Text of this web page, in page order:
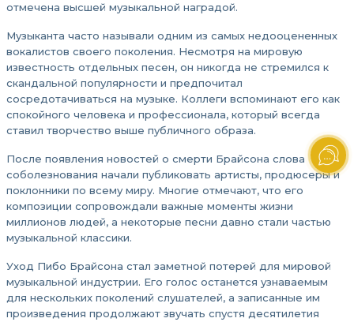
отмечена высшей музыкальной наградой.
Музыканта часто называли одним из самых недооцененных
вокалистов своего поколения. Несмотря на мировую
известность отдельных песен, он никогда не стремился к
скандальной популярности и предпочитал
сосредотачиваться на музыке. Коллеги вспоминают его как
спокойного человека и профессионала, который всегда
ставил творчество выше публичного образа.
После появления новостей о смерти Брайсона слова
соболезнования начали публиковать артисты, продюсеры и
поклонники по всему миру. Многие отмечают, что его
композиции сопровождали важные моменты жизни
миллионов людей, а некоторые песни давно стали частью
музыкальной классики.
Уход Пибо Брайсона стал заметной потерей для мировой
музыкальной индустрии. Его голос останется узнаваемым
для нескольких поколений слушателей, а записанные им
произведения продолжают звучать спустя десятилетия